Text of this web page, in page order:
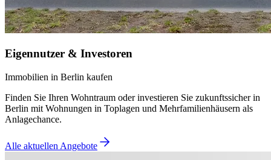
Eigennutzer & Investoren
Immobilien in Berlin kaufen
Finden Sie Ihren Wohntraum oder investieren Sie zukunftssicher in
Berlin mit Wohnungen in Toplagen und Mehrfamilienhäusern als
Anlagechance.
Alle aktuellen Angebote